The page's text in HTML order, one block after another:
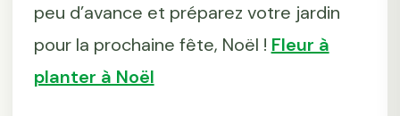
peu d’avance et préparez votre jardin
pour la prochaine fête, Noël ! Fleur à
planter à Noël